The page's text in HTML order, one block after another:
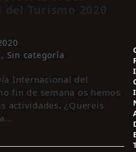
, Sin categoría
Internacional del
fin de semana os hemos
actividades. ¿Quereis
F
I
I
E